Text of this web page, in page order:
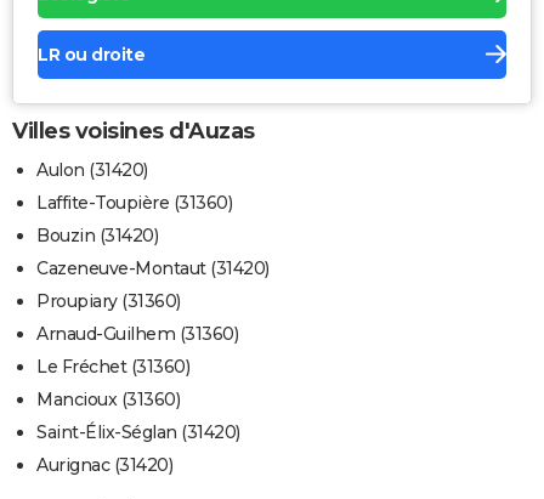
LR ou droite
Villes voisines d'Auzas
Aulon (31420)
Laffite-Toupière (31360)
Bouzin (31420)
Cazeneuve-Montaut (31420)
Proupiary (31360)
Arnaud-Guilhem (31360)
Le Fréchet (31360)
Mancioux (31360)
Saint-Élix-Séglan (31420)
Aurignac (31420)